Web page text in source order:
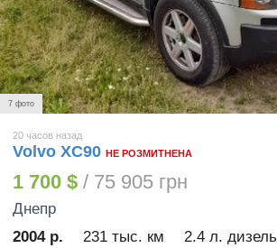
7 фото
20 часов назад
Volvo XC90 НЕ РОЗМИТНЕНА
1 700 $ / 75 905 грн
Днепр
2004 р.
231 тыс. км 2.4 л. дизель